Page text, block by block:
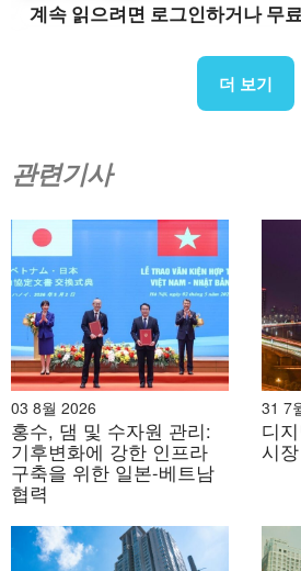
계속 읽으려면 로그인하거나 무
더 보기
관련기사
03 8월 2026
홍수, 댐 및 수자원 관리:
기후변화에 강한 인프라
구축을 위한 일본-베트남
협력
31 7
디
시장